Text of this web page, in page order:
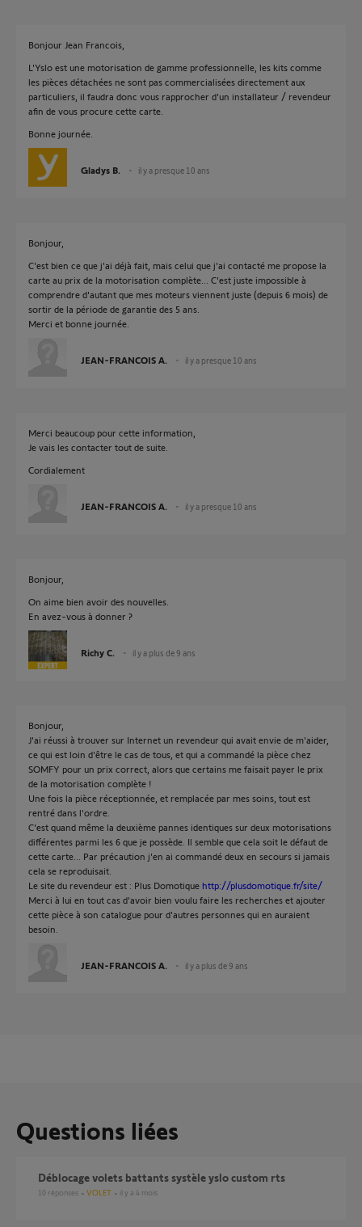
Bonjour Jean Francois,
L'Yslo est une motorisation de gamme professionnelle, les kits comme
les pièces détachées ne sont pas commercialisées directement aux
particuliers, il faudra donc vous rapprocher d'un installateur / revendeur
afin de vous procure cette carte.
Bonne journée.
Gladys B. il y a presque 10 ans
Bonjour,
C'est bien ce que j'ai déjà fait, mais celui que j'ai contacté me propose la
carte au prix de la motorisation complète... C'est juste impossible à
comprendre d'autant que mes moteurs viennent juste (depuis 6 mois) de
sortir de la période de garantie des 5 ans.
Merci et bonne journée.
JEAN-FRANCOIS A. il y a presque 10 ans
Merci beaucoup pour cette information,
Je vais les contacter tout de suite.
Cordialement
JEAN-FRANCOIS A. il y a presque 10 ans
Bonjour,
On aime bien avoir des nouvelles.
En avez-vous à donner ?
Richy C. il y a plus de 9 ans
Bonjour,
J'ai réussi à trouver sur Internet un revendeur qui avait envie de m'aider,
ce qui est loin d'être le cas de tous, et qui a commandé la pièce chez
SOMFY pour un prix correct, alors que certains me faisait payer le prix
de la motorisation complète !
Une fois la pièce réceptionnée, et remplacée par mes soins, tout est
rentré dans l'ordre.
C'est quand même la deuxième pannes identiques sur deux motorisations
différentes parmi les 6 que je possède. Il semble que cela soit le défaut de
cette carte... Par précaution j'en ai commandé deux en secours si jamais
cela se reproduisait.
Le site du revendeur est : Plus Domotique http://plusdomotique.fr/site/
Merci à lui en tout cas d'avoir bien voulu faire les recherches et ajouter
cette pièce à son catalogue pour d'autres personnes qui en auraient
besoin.
JEAN-FRANCOIS A. il y a plus de 9 ans
Questions liées
Déblocage volets battants systèle yslo custom rts
10 réponses VOLET il y a 4 mois